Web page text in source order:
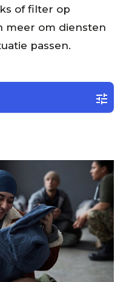
of filter op
meer om diensten
passen.